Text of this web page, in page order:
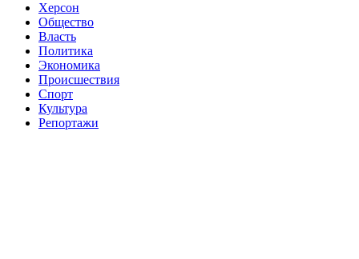
Херсон
Общество
Власть
Политика
Экономика
Происшествия
Спорт
Культура
Репортажи